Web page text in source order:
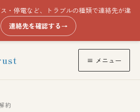
・停電など、トラブルの種類で連絡先が違
連絡先を確認する→
≡ メニュー
約